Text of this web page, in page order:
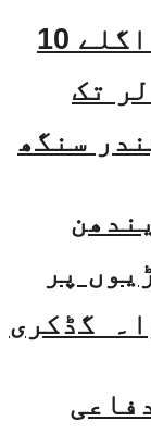
بھارت کی خلائی معیشت اگلے 10
ڈالر تک
سنگھ
پر
گڈکری